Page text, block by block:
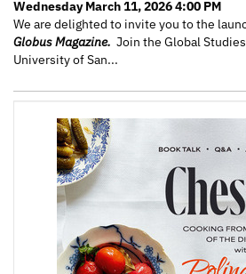
Wednesday March 11, 2026 4:00 PM
We are delighted to invite you to the
Globus Magazine. Join the Global
University of San...